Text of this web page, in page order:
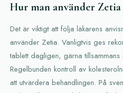
Hur man använder Zetia
Det är viktigt att följa läkarens
använder Zetia. Vanligtvis ges
tablett dagligen, gärna tillsammans
Regelbunden kontroll av
att utvärdera behandlingen. På